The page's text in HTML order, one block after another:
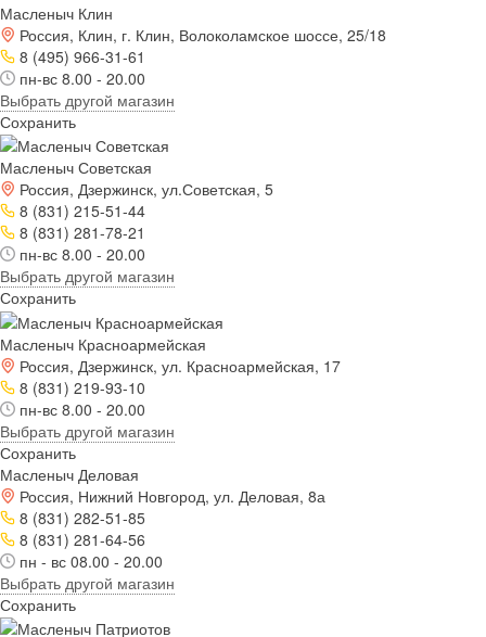
Масленыч Клин
Россия, Клин, г. Клин, Волоколамское шоссе, 25/18
8 (495) 966-31-61
пн-вс 8.00 - 20.00
Выбрать другой магазин
Сохранить
Масленыч Советская
Россия, Дзержинск, ул.Советская, 5
8 (831) 215-51-44
8 (831) 281-78-21
пн-вс 8.00 - 20.00
Выбрать другой магазин
Сохранить
Масленыч Красноармейская
Россия, Дзержинск, ул. Красноармейская, 17
8 (831) 219-93-10
пн-вс 8.00 - 20.00
Выбрать другой магазин
Сохранить
Масленыч Деловая
Россия, Нижний Новгород, ул. Деловая, 8а
8 (831) 282-51-85
8 (831) 281-64-56
пн - вс 08.00 - 20.00
Выбрать другой магазин
Сохранить